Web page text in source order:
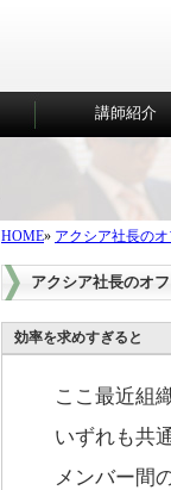
講師紹介
HOME» アクシア社長の
アクシア社長のオ
効率を求めすぎると
ここ最近組
いずれも共
メンバー間